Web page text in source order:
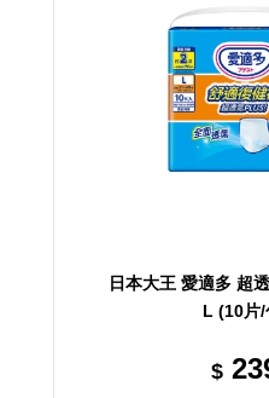
日本大王 愛適多 超
L (10片/
$